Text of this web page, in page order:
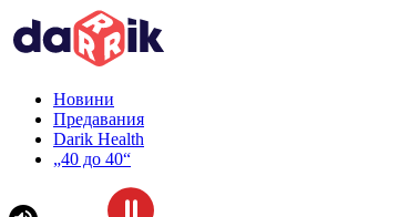
Новини
Предавания
Darik Health
„40 до 40“